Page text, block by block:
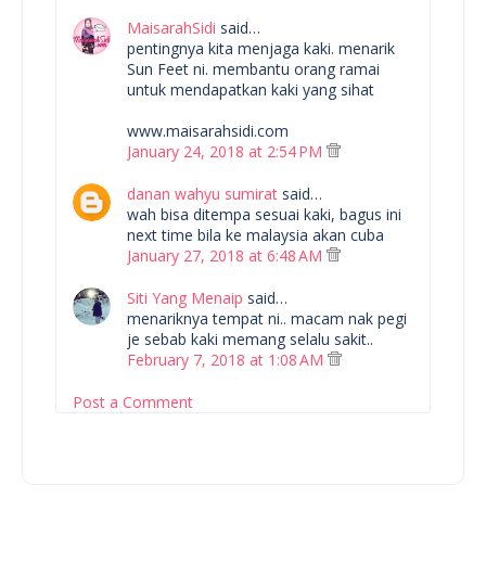
MaisarahSidi said…
pentingnya kita menjaga kaki. menarik
Sun Feet ni. membantu orang ramai
untuk mendapatkan kaki yang sihat
www.maisarahsidi.com
January 24, 2018 at 2:54 PM
danan wahyu sumirat said…
wah bisa ditempa sesuai kaki, bagus ini
next time bila ke malaysia akan cuba
January 27, 2018 at 6:48 AM
Siti Yang Menaip said…
menariknya tempat ni.. macam nak pegi
je sebab kaki memang selalu sakit..
February 7, 2018 at 1:08 AM
Post a Comment